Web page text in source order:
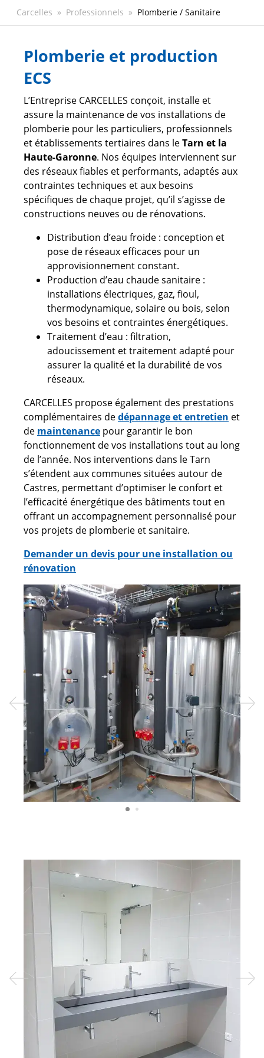
Fil
d'Ariane
Carcelles Professionnels Plomberie / Sanitaire
Plomberie et production
ECS
L’Entreprise CARCELLES conçoit, installe et
assure la maintenance de vos installations de
plomberie pour les particuliers, professionnels
et établissements tertiaires dans leTarn et la
Haute-Garonne. Nos équipes interviennent sur
des réseaux fiables et performants, adaptés aux
contraintes techniques et aux besoins
spécifiques de chaque projet, qu’il s’agisse de
constructions neuves ou de rénovations.
Distribution d’eau froide : conception et
pose de réseaux efficaces pour un
approvisionnement constant.
Production d’eau chaude sanitaire :
installations électriques, gaz, fioul,
thermodynamique, solaire ou bois, selon
vos besoins et contraintes énergétiques.
Traitement d’eau : filtration,
adoucissement et traitement adapté pour
assurer la qualité et la durabilité de vos
réseaux.
CARCELLES propose également des prestations
complémentaires dedépannage et entretien et
de maintenance pour garantir le bon
fonctionnement de vos installations tout au long
de l’année. Nos interventions dans le Tarn
s’étendent aux communes situées autour de
Castres, permettant d’optimiser le confort et
l’efficacité énergétique des bâtiments tout en
offrant un accompagnement personnalisé pour
vos projets de plomberie et sanitaire.
Demander un devis pour une installation ou
rénovation
Previous
Previous